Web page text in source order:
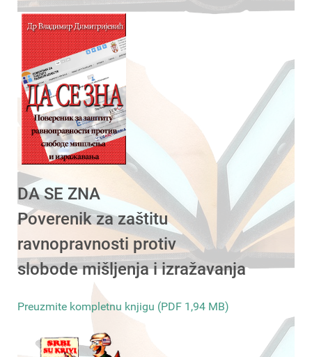
DA SE ZNA
Poverenik za zaštitu
ravnopravnosti protiv
slobode mišljenja i izražavanja
Preuzmite kompletnu knjigu (PDF 1,94 MB)